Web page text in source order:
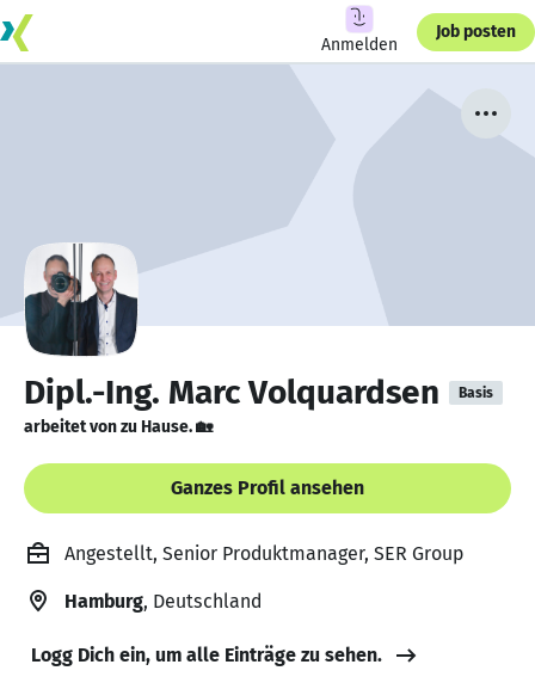
Anmelden
Job posten
Dipl.-Ing. Marc Volquardsen Basis
arbeitet von zu Hause. 🏡
Ganzes Profil ansehen
Angestellt, Senior Produktmanager, SER Group
Hamburg, Deutschland
Logg Dich ein, um alle Einträge zu sehen.